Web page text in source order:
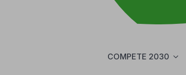
COMPETE 2030